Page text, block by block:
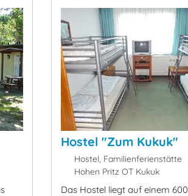
Hostel "Zum Kukuk"
Hostel, Familienferienstätte
Hohen Pritz OT Kukuk
Das Hostel liegt auf einem